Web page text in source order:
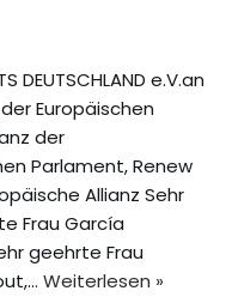
DEUTSCHLAND e.V.an
Europäischen
der
Parlament, Renew
Allianz Sehr
Frau García
geehrte Frau
Weiterlesen »